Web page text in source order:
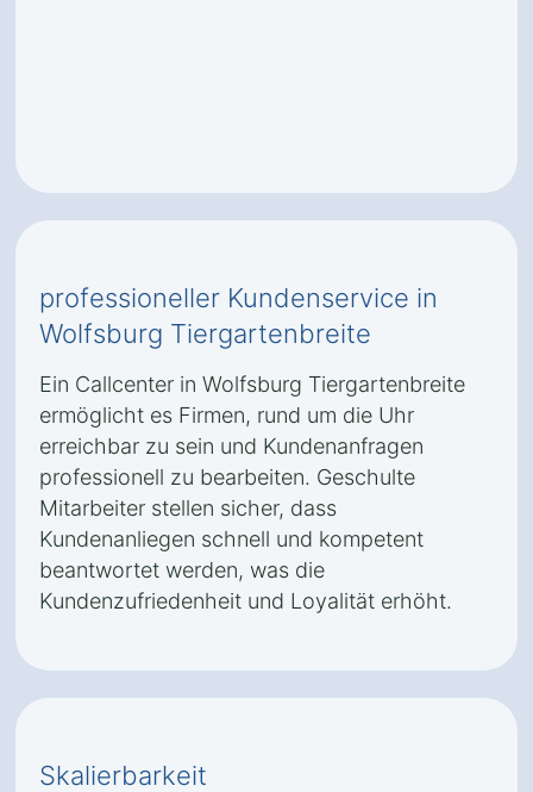
professioneller Kundenservice in
Wolfsburg Tiergartenbreite
Ein Callcenter in Wolfsburg Tiergartenbreite
ermöglicht es Firmen, rund um die Uhr
erreichbar zu sein und Kundenanfragen
professionell zu bearbeiten. Geschulte
Mitarbeiter stellen sicher, dass
Kundenanliegen schnell und kompetent
beantwortet werden, was die
Kundenzufriedenheit und Loyalität erhöht.
Skalierbarkeit